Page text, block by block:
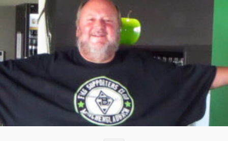
Zum Hauptinhalt springen